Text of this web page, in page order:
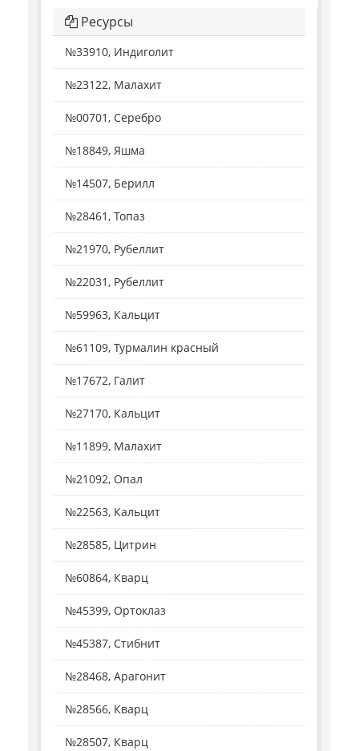
Ресурсы
№33910, Индиголит
№23122, Малахит
№00701, Серебро
№18849, Яшма
№14507, Берилл
№28461, Топаз
№21970, Рубеллит
№22031, Рубеллит
№59963, Кальцит
№61109, Турмалин красный
№17672, Галит
№27170, Кальцит
№11899, Малахит
№21092, Опал
№22563, Кальцит
№28585, Цитрин
№60864, Кварц
№45399, Ортоклаз
№45387, Стибнит
№28468, Арагонит
№28566, Кварц
№28507, Кварц